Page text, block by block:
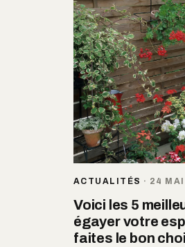
ACTUALITÉS · 24 MAI
Voici les 5
égayer votre
faites le bon